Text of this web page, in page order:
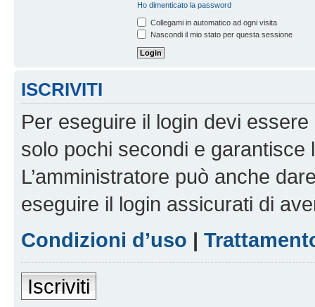
Ho dimenticato la password
Collegami in automatico ad ogni visita
Nascondi il mio stato per questa sessione
ISCRIVITI
Per eseguire il login devi
solo pochi secondi e garantisce
L’amministratore può anche
eseguire il login assicurati di
Condizioni d’uso |
Iscriviti